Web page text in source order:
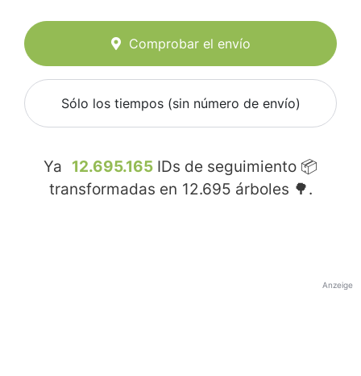
Comprobar el envío
Sólo los tiempos (sin número de envío)
Ya 12.695.165 IDs de seguimiento 📦
transformadas en 12.695 árboles 🌳.
Anzeige